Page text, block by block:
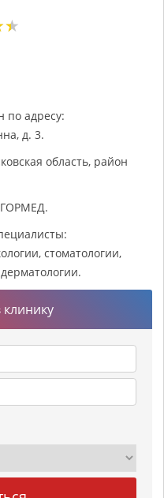
★
★
по адресу:
д. 3.
область, район
стоматологии,
клинику